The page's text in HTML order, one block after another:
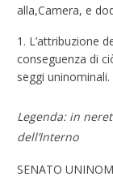
alla,Camera, e
L’attribuzione
conseguenza di
seggi uninominali.
Legenda: in
dell’Interno
SENATO